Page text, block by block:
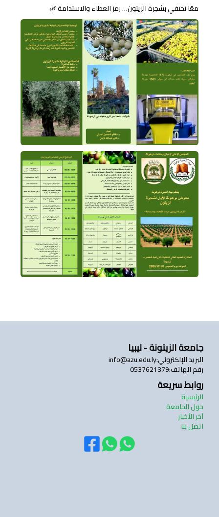
معًا نحتفي بشجرة الزيتون… رمز العطاء والاستدامة 🌿
جامعة الزيتونة - ليبيا
البريد الإلكتروني:
info@azu.edu.ly
رقم الهاتف:
0537621379
روابط سريعة
الرئيسية
حول الجامعة
آخر الأخبار
اتصل بنا